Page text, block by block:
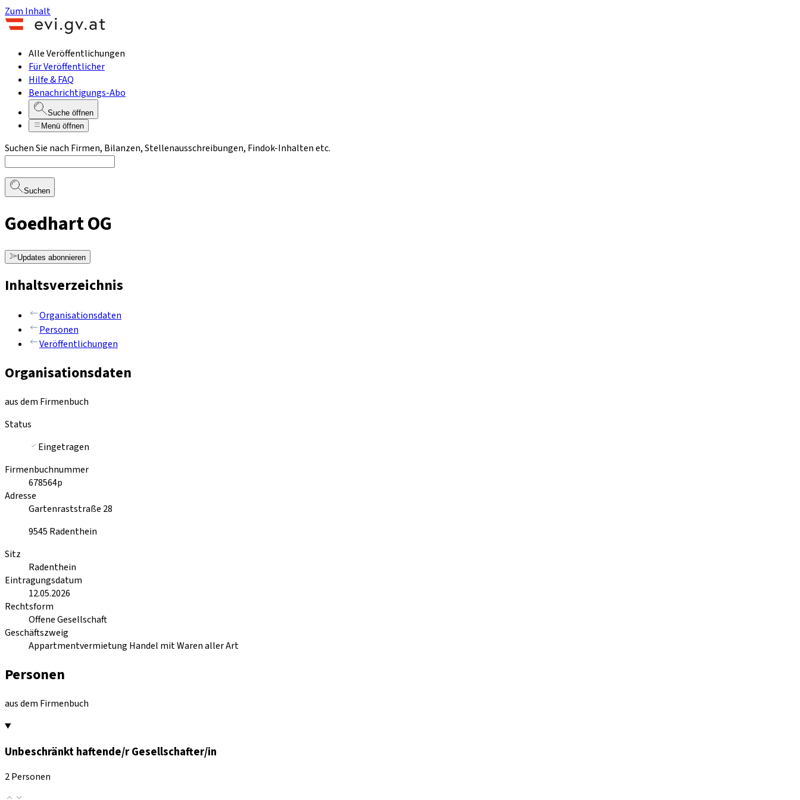
Zum Inhalt
Alle Veröffentlichungen
Für Veröffentlicher
Hilfe & FAQ
Benachrichtigungs-Abo
Suche öffnen
Menü öffnen
Suchen Sie nach Firmen, Bilanzen, Stellenausschreibungen, Findok-Inhalten etc.
Suchen
Goedhart OG
Updates abonnieren
Inhaltsverzeichnis
Organisationsdaten
Personen
Veröffentlichungen
Organisationsdaten
aus dem Firmenbuch
Status
Eingetragen
Firmenbuchnummer
678564p
Adresse
Gartenraststraße 28
9545 Radenthein
Sitz
Radenthein
Eintragungsdatum
12.05.2026
Rechtsform
Offene Gesellschaft
Geschäftszweig
Appartmentvermietung Handel mit Waren aller Art
Personen
aus dem Firmenbuch
Unbeschränkt haftende/r Gesellschafter/in
2 Personen